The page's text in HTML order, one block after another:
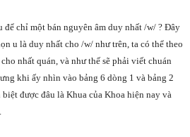
chỉ một bán nguyên âm duy nhất /w/ ? Đây
u là duy nhất cho /w/ như trên, ta có thể theo
nhất quán, và như thế sẽ phải viết chuán
khi ấy nhìn vào bảng 6 dòng 1 và bảng 2
được đâu là Khua của Khoa hiện nay và